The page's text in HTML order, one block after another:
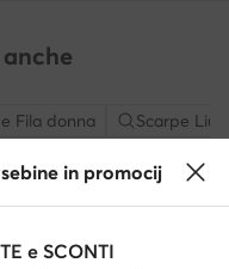
Fila donna Scarpe Liu
tracolla Michael Kors
in promocij
e SCONTI